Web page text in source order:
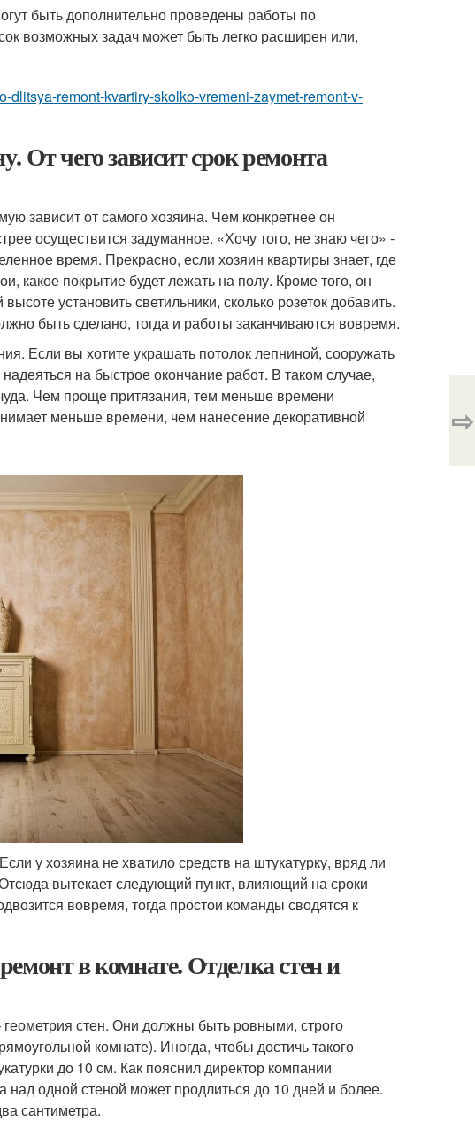
быть дополнительно проведены работы по
возможных задач может быть легко расширен или,
dlitsya-remont-kvartiry-skolko-vremeni-zaymet-remont-v-
От чего зависит срок ремонта
зависит от самого хозяина. Чем конкретнее он
осуществится задуманное. «Хочу того, не знаю чего» -
время. Прекрасно, если хозяин квартиры знает, где
какое покрытие будет лежать на полу. Кроме того, он
установить светильники, сколько розеток добавить.
быть сделано, тогда и работы заканчиваются вовремя.
Если вы хотите украшать потолок лепниной, сооружать
на быстрое окончание работ. В таком случае,
Чем проще притязания, тем меньше времени
меньше времени, чем нанесение декоративной
у хозяина не хватило средств на штукатурку, вряд ли
вытекает следующий пункт, влияющий на сроки
вовремя, тогда простои команды сводятся к
в комнате. Отделка стен и
стен. Они должны быть ровными, строго
комнате). Иногда, чтобы достичь такого
до 10 см. Как пояснил директор компании
одной стеной может продлиться до 10 дней и более.
сантиметра.
⇨